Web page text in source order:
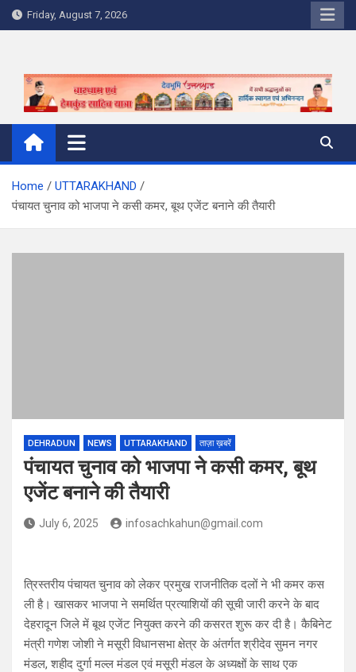
Skip
to
Friday, August 7, 2026
Home
UTTARAKHAND
पंचायत चुनाव को भाजपा ने कसी कमर, बूथ एजेंट बनाने की तैयारी
DEHRADUN NEWS UTTARAKHAND ताज़ा ख़बरें
पंचायत चुनाव को भाजपा ने कसी कमर, बूथ
एजेंट बनाने की तैयारी
July 6, 2025 infosachkahun@gmail.com
त्रिस्तरीय पंचायत चुनाव को लेकर प्रमुख राजनीतिक दलों ने भी कमर कस
ली है। खासकर भाजपा ने समर्थित प्रत्याशियों की सूची जारी करने के बाद
देहरादून जिले में बूथ एजेंट नियुक्त करने की कसरत शुरू कर दी है। कैबिनेट
मंत्री गणेश जोशी ने मसूरी विधानसभा क्षेत्र के अंतर्गत श्रीदेव सुमन नगर
मंडल, शहीद दुर्गा मल्ल मंडल एवं मसूरी मंडल के अध्यक्षों के साथ एक